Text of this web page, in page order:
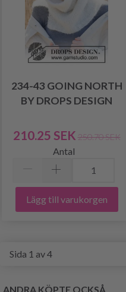
234-43 GOING NORTH
BY DROPS DESIGN
210.25 SEK 250.70 SEK
Antal
Lägg till varukorgen
Sida 1 av 4
ANDRA KÖPTE OCKSÅ